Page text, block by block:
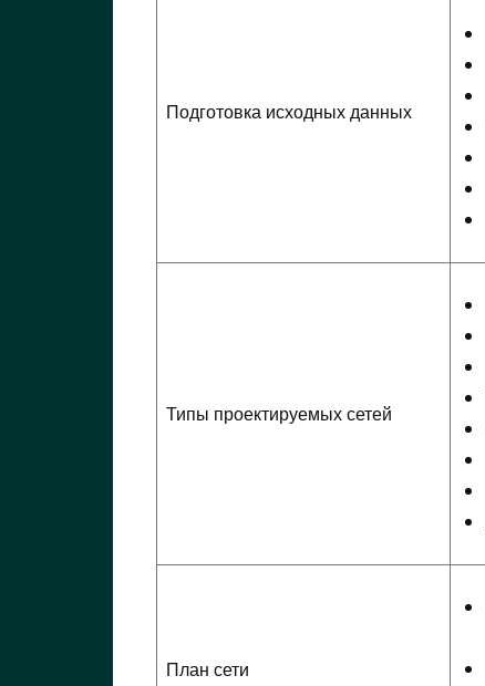
Подготовка исходных данных
Типы проектируемых сетей
План сети